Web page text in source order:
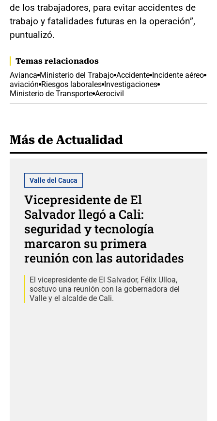
de los trabajadores, para evitar accidentes de
trabajo y fatalidades futuras en la operación”,
puntualizó.
Temas relacionados
Avianca Ministerio del Trabajo Accidente Incidente aéreo
aviación Riesgos laborales Investigaciones
Ministerio de Transporte Aerocivil
Más de Actualidad
Valle del Cauca
Vicepresidente de El
Salvador llegó a Cali:
seguridad y tecnología
marcaron su primera
reunión con las autoridades
El vicepresidente de El Salvador, Félix Ulloa,
sostuvo una reunión con la gobernadora del
Valle y el alcalde de Cali.